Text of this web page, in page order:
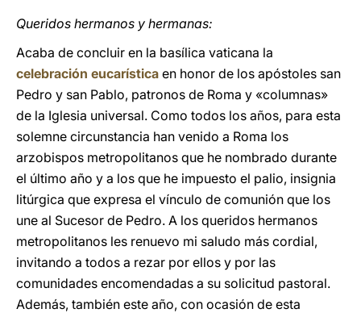
Queridos hermanos y hermanas:
Acaba de concluir en la basílica vaticana la
celebración eucarística en honor de los apóstoles san
Pedro y san Pablo, patronos de Roma y «columnas»
de la Iglesia universal. Como todos los años, para esta
solemne circunstancia han venido a Roma los
arzobispos metropolitanos que he nombrado durante
el último año y a los que he impuesto el palio, insignia
litúrgica que expresa el vínculo de comunión que los
une al Sucesor de Pedro. A los queridos hermanos
metropolitanos les renuevo mi saludo más cordial,
invitando a todos a rezar por ellos y por las
comunidades encomendadas a su solicitud pastoral.
Además, también este año, con ocasión de esta